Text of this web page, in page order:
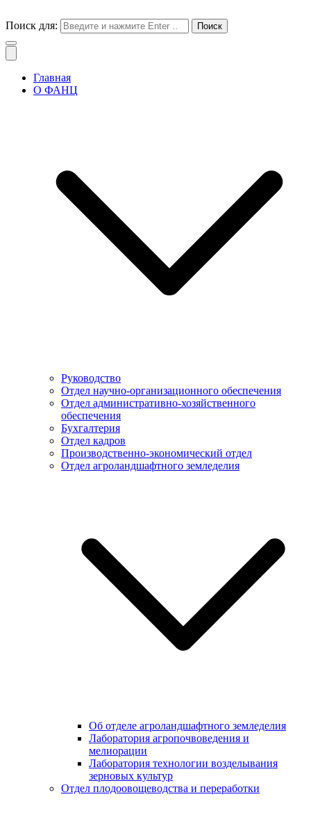
Поиск для:
Главная
О ФАНЦ
Руководство
Отдел научно-организационного обеспечения
Отдел административно-хозяйственного
обеспечения
Бухгалтерия
Отдел кадров
Производственно-экономический отдел
Отдел агроландшафтного земледелия
Об отделе агроландшафтного земледелия
Лаборатория агропочвоведения и
мелиорации
Лаборатория технологии возделывания
зерновых культур
Отдел плодоовощеводства и переработки